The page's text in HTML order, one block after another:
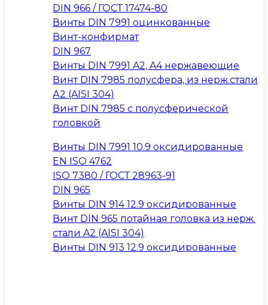
DIN 966 / ГОСТ 17474-80
Винты DIN 7991 оцинкованные
Винт-конфирмат
DIN 967
Винты DIN 7991 A2, A4 нержавеющие
Винт DIN 7985 полусфера, из нерж.стали
А2 (AISI 304)
Винт DIN 7985 с полусферической
головкой
Винты DIN 7991 10.9 оксидированные
EN ISO 4762
ISO 7380 / ГОСТ 28963-91
DIN 965
Винты DIN 914 12.9 оксидированные
Винт DIN 965 потайная головка из нерж.
стали A2 (AISI 304)
Винты DIN 913 12.9 оксидированные